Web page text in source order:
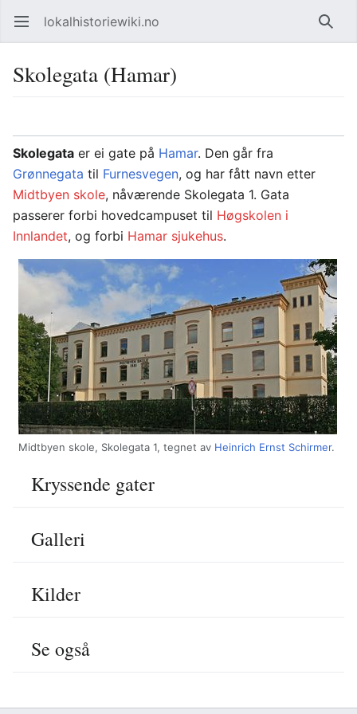
Åpne hovedmenyen lokalhistoriewiki.no Søk
Skolegata (Hamar)
Skolegata er ei gate på Hamar. Den går fra
Grønnegata til Furnesvegen, og har fått navn etter
Midtbyen skole, nåværende Skolegata 1. Gata
passerer forbi hovedcampuset til Høgskolen i
Innlandet, og forbi Hamar sjukehus.
Midtbyen skole, Skolegata 1, tegnet av Heinrich Ernst Schirmer.
Kryssende gater
Galleri
Kilder
Se også